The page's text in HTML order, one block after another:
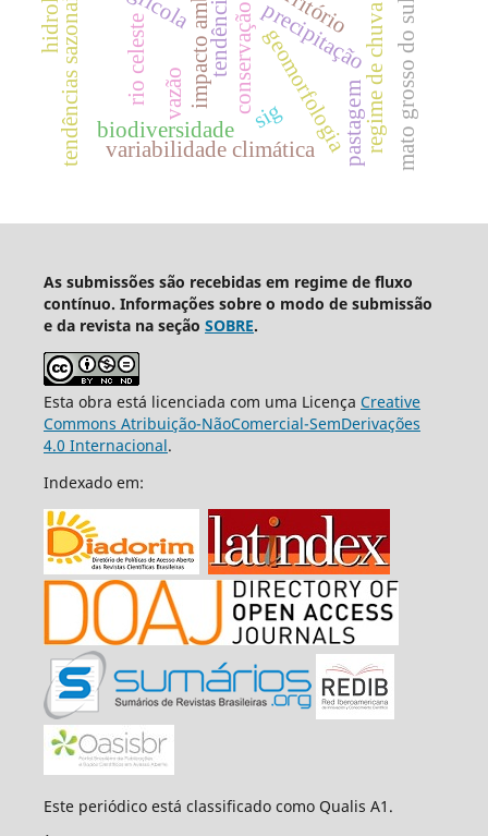
biodiversidade
rio celeste tendências precipitação
vazão geomorfologiaregime de chuva
tendências sazonais variabilidade climática mato grosso do sul
pastagem
sig
As submissões são recebidas em regime de fluxo
contínuo. Informações sobre o modo de submissão
e da revista na seção SOBRE.
Esta obra está licenciada com uma Licença Creative
Commons Atribuição-NãoComercial-SemDerivações
4.0 Internacional.
Indexado em:
Este periódico está classificado como Qualis A1.